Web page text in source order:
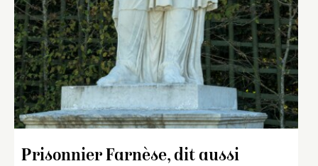
Prisonnier Farnèse, dit aussi